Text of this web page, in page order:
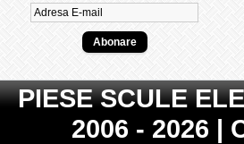
PIESE SCULE
2006 - 2026 |